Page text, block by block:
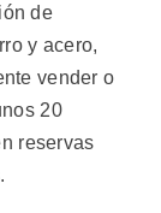
de
y acero,
vender o
20
reservas